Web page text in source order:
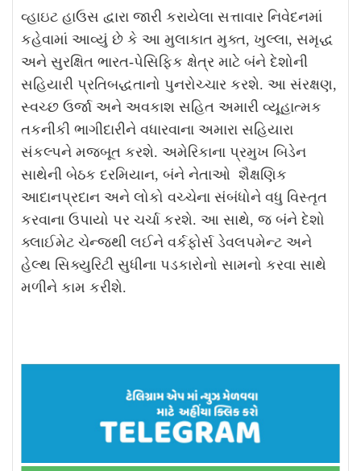
વ્હાઇટ હાઉસ દ્વારા જારી કરાયેલા સત્તાવાર નિવેદનમાં
કહેવામાં આવ્યું છે કે આ મુલાકાત મુક્ત, ખુલ્લા, સમૃદ્ધ
અને સુરક્ષિત ભારત-પેસિફિક ક્ષેત્ર માટે બંને દેશોની
સહિયારી પ્રતિબદ્ધતાનો પુનરોચ્ચાર કરશે. આ સંરક્ષણ,
સ્વચ્છ ઉર્જા અને અવકાશ સહિત અમારી વ્યૂહાત્મક
તકનીકી ભાગીદારીને વધારવાના અમારા સહિયારા
સંકલ્પને મજબૂત કરશે. અમેરિકાના પ્રમુખ બિડેન
સાથેની બેઠક દરમિયાન, બંને નેતાઓ શૈક્ષણિક
આદાનપ્રદાન અને લોકો વચ્ચેના સંબંધોને વધુ વિસ્તૃત
કરવાના ઉપાયો પર ચર્ચા કરશે. આ સાથે, જ બંને દેશો
ક્લાઈમેટ ચેન્જથી લઈને વર્કફોર્સ ડેવલપમેન્ટ અને
હેલ્થ સિક્યુરિટી સુધીના પડકારોનો સામનો કરવા સાથે
મળીને કામ કરીશે.